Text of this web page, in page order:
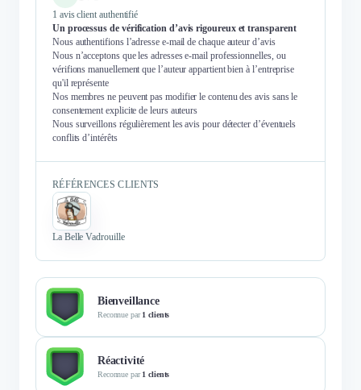
2021 j'ai alors commencé à
frapper à plusieurs portes pour y
trouver du soutien et surtout une
aide financière car mon
entourage, inquiet me poussait
vers une fermeture de la société.
C'est à la métropole de Lyon que
l'on m'a conseillée de me
difficulté. J'ai donc osé appeler,
avec la crainte d'entendre que la
fin de l’aventure était inévitable.
Le premier contact téléphonique
avec Guillaume a été d'une
grande humanité et bienveillance.
Le fait d'entendre que j'avais bien
fait d'appeler et que je n'étais plus
seule m'avait déjà soulagée.
J'allais pouvoir parler, échanger
sur ma situation avec des
personnes compétentes. Il m'a
1 avis client authentifié
Un processus de vérification d’avis rigoureux et transparent
Nous authentifions l’adresse e-mail de chaque auteur d’avis
Nous n’acceptons que les adresses e-mail professionnelles, ou
vérifions manuellement que l’auteur appartient bien à l’entreprise
qu'il représente
Nos membres ne peuvent pas modifier le contenu des avis sans le
consentement explicite de leurs auteurs
Nous surveillons régulièrement les avis pour détecter d’éventuels
conflits d’intérêts
RÉFÉRENCES CLIENTS
La Belle Vadrouille
Bienveillance
Reconnue par1 clients
Réactivité
Reconnue par1 clients